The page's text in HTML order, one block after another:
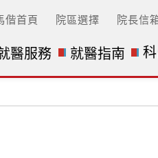
偕首頁 院區選擇 院長信
醫服務 就醫指南